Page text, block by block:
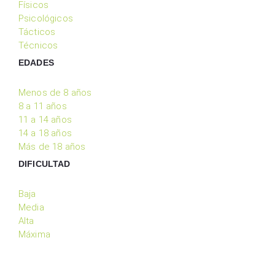
Físicos
Psicológicos
Tácticos
Técnicos
EDADES
Menos de 8 años
8 a 11 años
11 a 14 años
14 a 18 años
Más de 18 años
DIFICULTAD
Baja
Media
Alta
Máxima